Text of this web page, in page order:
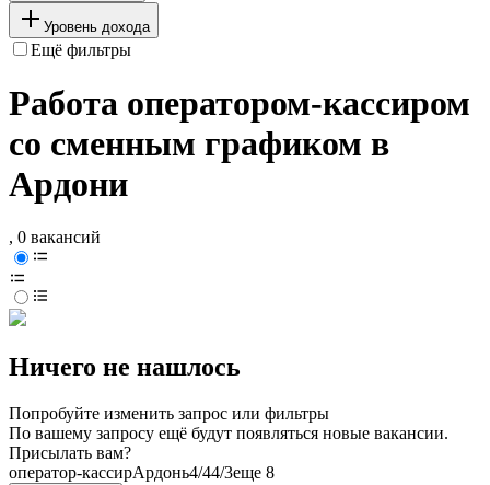
Уровень дохода
Ещё фильтры
Работа оператором-кассиром
со сменным графиком в
Ардони
, 0 вакансий
Ничего не нашлось
Попробуйте изменить запрос или фильтры
По вашему запросу ещё будут появляться новые вакансии.
Присылать вам?
оператор-кассирАрдонь4/44/3еще 8